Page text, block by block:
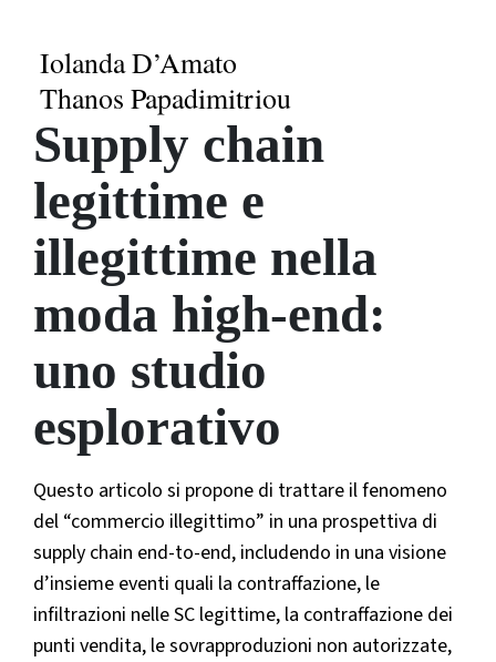
Iolanda D’Amato
Thanos Papadimitriou
Supply chain
legittime e
illegittime nella
moda high-end:
uno studio
esplorativo
Questo articolo si propone di trattare il fenomeno
del “commercio illegittimo” in una prospettiva di
supply chain end-to-end, includendo in una visione
d’insieme eventi quali la contraffazione, le
infiltrazioni nelle SC legittime, la contraffazione dei
punti vendita, le sovrapproduzioni non autorizzate,